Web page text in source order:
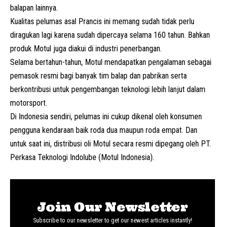
balapan lainnya.
Kualitas pelumas asal Prancis ini memang sudah tidak perlu
diragukan lagi karena sudah dipercaya selama 160 tahun. Bahkan
produk Motul juga diakui di industri penerbangan.
Selama bertahun-tahun, Motul mendapatkan pengalaman sebagai
pemasok resmi bagi banyak tim balap dan pabrikan serta
berkontribusi untuk pengembangan teknologi lebih lanjut dalam
motorsport.
Di Indonesia sendiri, pelumas ini cukup dikenal oleh konsumen
pengguna kendaraan baik roda dua maupun roda empat. Dan
untuk saat ini, distribusi oli Motul secara resmi dipegang oleh PT.
Perkasa Teknologi Indolube (Motul Indonesia).
Join Our Newsletter
Subscribe to our newsletter to get our newest articles instantly!